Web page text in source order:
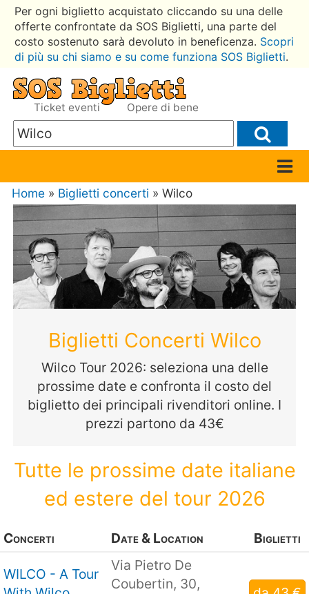
Per ogni biglietto acquistato cliccando su una delle
offerte confrontate da SOS Biglietti, una parte del
costo sostenuto sarà devoluto in beneficenza. Scopri
di più su chi siamo e su come funziona SOS Biglietti.
Ticket eventi Opere di bene
Home » Biglietti concerti » Wilco
Biglietti Concerti Wilco
Wilco Tour 2026: seleziona una delle
prossime date e confronta il costo del
biglietto dei principali rivenditori online. I
prezzi partono da 43€
Tutte le prossime date italiane
ed estere del tour 2026
Concerti Date & Location Biglietti
WILCO - A Tour
Via Pietro De
Coubertin, 30,